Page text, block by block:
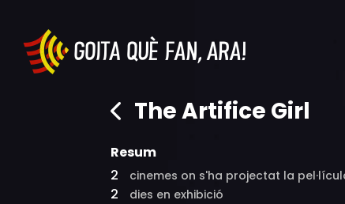
The Artifice Girl
Resum
2
cinemes on s'ha projectat la
2 dies en exhibició